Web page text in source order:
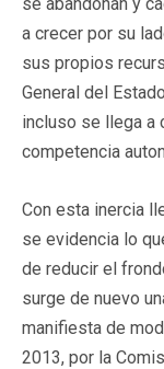
a crecer por su
sus propios
General del
incluso se llega a
competencia
Con esta inercia
se evidencia lo
de reducir el
surge de nuevo
manifiesta de
2013, por la